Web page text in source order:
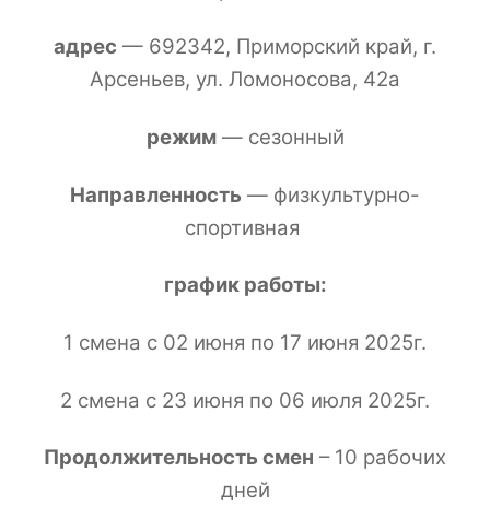
адрес — 692342, Приморский край, г.
Арсеньев, ул. Ломоносова, 42а
режим— сезонный
Направленность — физкультурно-
спортивная
график работы:
1 смена с 02 июня по 17 июня 2025г.
2 смена с 23 июня по 06 июля 2025г.
Продолжительность смен – 10 рабочих
дней